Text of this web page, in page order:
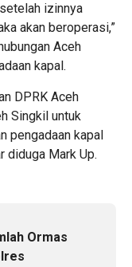
izinnya
akan beroperasi,”
Aceh
kapal.
DPRK Aceh
Singkil untuk
pengadaan kapal
diduga Mark Up.
Ormas